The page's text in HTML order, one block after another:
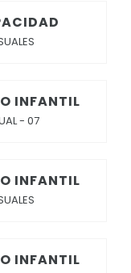
INFANTIL
- 07
INFANTIL
INFANTIL